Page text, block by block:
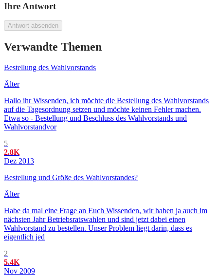
Ihre Antwort
Antwort absenden
Verwandte Themen
Bestellung des Wahlvorstands
Älter
Hallo ihr Wissenden, ich möchte die Bestellung des Wahlvorstands
auf die Tagesordnung setzen und möchte keinen Fehler machen.
Etwa so - Bestellung und Beschluss des Wahlvorstands und
Wahlvorstandvor
5
2.8K
Dez 2013
Bestellung und Größe des Wahlvorstandes?
Älter
Habe da mal eine Frage an Euch Wissenden, wir haben ja auch im
nächsten Jahr Betriebsratswahlen und sind jetzt dabei einen
Wahlvorstand zu bestellen. Unser Problem liegt darin, dass es
eigentlich jed
2
5.4K
Nov 2009